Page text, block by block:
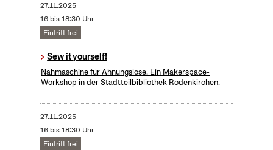
27.11.2025
16 bis 18:30 Uhr
Eintritt frei
Sew it yourself!
Nähmaschine für Ahnungslose. Ein Makerspace-
Workshop in der Stadtteilbibliothek Rodenkirchen.
27.11.2025
16 bis 18:30 Uhr
Eintritt frei